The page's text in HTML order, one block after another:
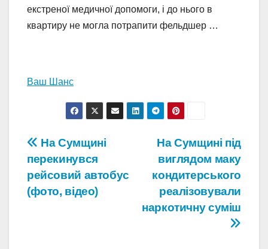
екстреної медичної допомоги, і до нього в
квартиру не могла потрапити фельдшер …
Ваш Шанс
Навігація
записів
На Сумщині під
виглядом маку
кондитерського
реалізовували
наркотичну суміш
На Сумщині
перекинувся
рейсовий автобус
(фото, відео)